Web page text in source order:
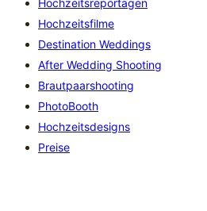
Hochzeitsfilme
Destination Weddings
After Wedding Shooting
Brautpaarshooting
PhotoBooth
Hochzeitsdesigns
Preise